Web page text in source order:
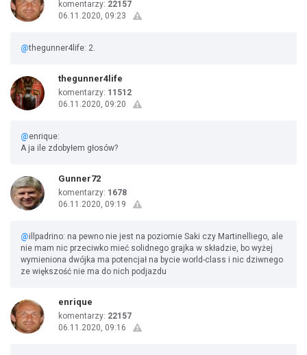
komentarzy: 22157
06.11.2020, 09:23
@thegunner4life: 2.
thegunner4life
komentarzy: 11512
06.11.2020, 09:20
@enrique:
A ja ile zdobyłem głosów?
Gunner72
komentarzy: 1678
06.11.2020, 09:19
@illpadrino: na pewno nie jest na poziomie Saki czy Martinelliego, ale
nie mam nic przeciwko mieć solidnego grajka w składzie, bo wyżej
wymieniona dwójka ma potencjał na bycie world-class i nic dziwnego
ze większość nie ma do nich podjazdu
enrique
komentarzy: 22157
06.11.2020, 09:16